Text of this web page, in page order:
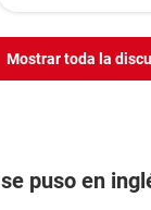
Mostrar toda la
puso en